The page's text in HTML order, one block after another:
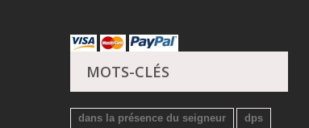
MOTS-CLÉS
dans la présence du seigneur
dps